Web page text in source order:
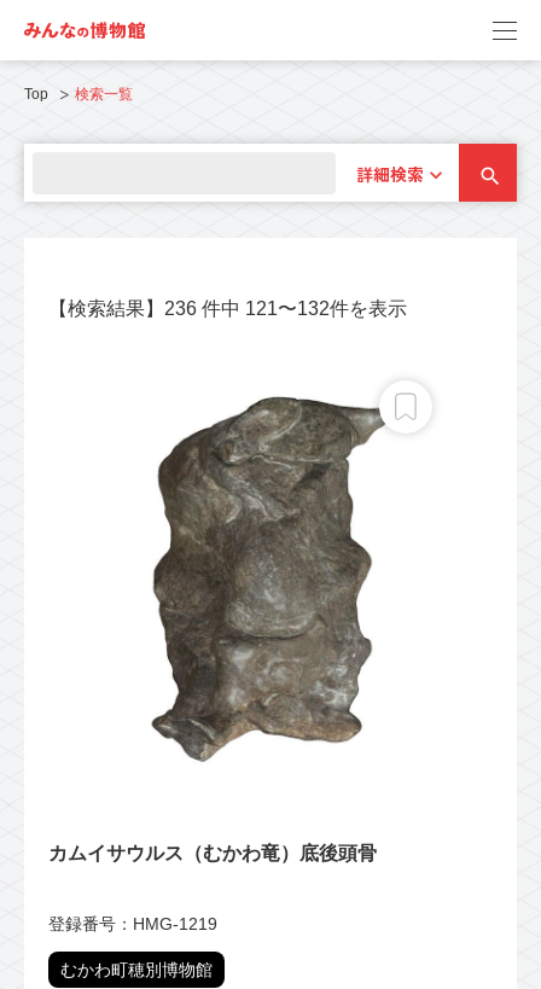
Top 検索一覧
詳細検索
【検索結果】236 件中 121〜132件を表示
カムイサウルス（むかわ竜）底後頭骨
登録番号：HMG-1219
むかわ町穂別博物館